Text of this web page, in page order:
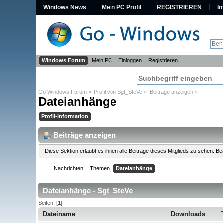
Windows News Mein PC Profil REGISTRIEREN
Windows Forum Mein PC Einloggen Registrieren
Go Windows Forum » Profil von Sgt_SteVe » Beiträge anzeigen»
Dateianhänge
Profil-Information
Beiträge anzeigen
Diese Sektion erlaubt es ihnen alle Beiträge dieses Mitglieds zu sehen.
Nachrichten Themen Dateianhänge
Dateianhänge - Sgt_SteVe
Seiten: [1]
Dateiname Downloads